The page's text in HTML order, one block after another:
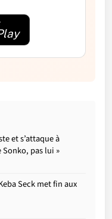
et s’attaque à
Sonko, pas lui »
Seck met fin aux